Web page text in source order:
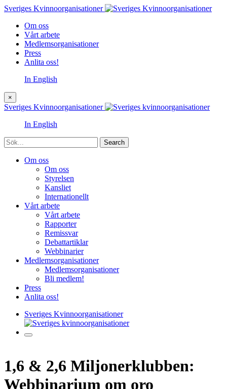
Sveriges Kvinnoorganisationer
Om oss
Vårt arbete
Medlemsorganisationer
Press
Anlita oss!
In English
×
Sveriges Kvinnoorganisationer
In English
Sök
Om oss
Om oss
Styrelsen
Kansliet
Internationellt
Vårt arbete
Vårt arbete
Rapporter
Remissvar
Debattartiklar
Webbinarier
Medlemsorganisationer
Medlemsorganisationer
Bli medlem!
Press
Anlita oss!
Sveriges Kvinnoorganisationer
1,6 & 2,6 Miljonerklubben:
Webbinarium om oro